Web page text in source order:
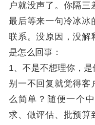
户就没声了。你隔三
最后等来一句冷冰冰
联系。没原因，没解
是怎么回事：
1、不是不想理你，
别一不回复就觉得客
么简单？随便一个
求、做评估、批预算